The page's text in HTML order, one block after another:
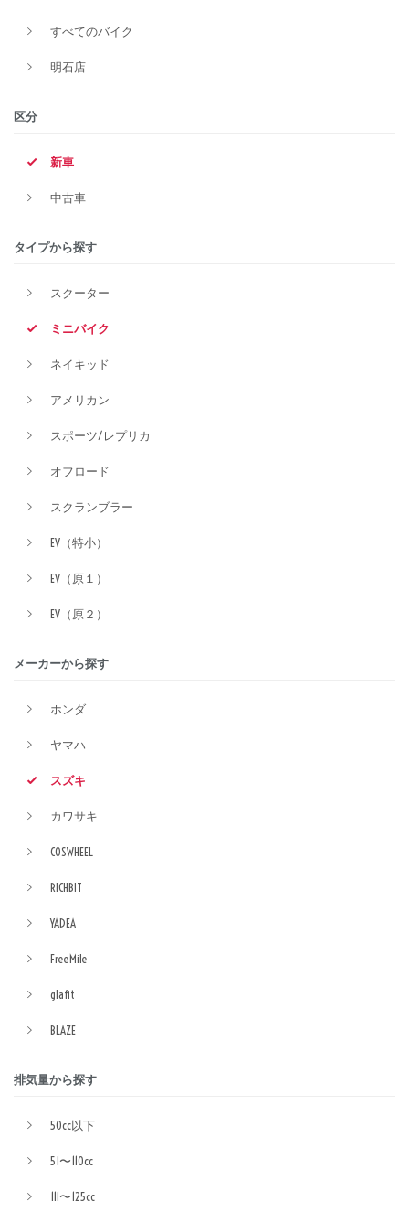
すべてのバイク
明石店
区分
新車
中古車
タイプから探す
スクーター
ミニバイク
ネイキッド
アメリカン
スポーツ/レプリカ
オフロード
スクランブラー
EV（特小）
EV（原１）
EV（原２）
メーカーから探す
ホンダ
ヤマハ
スズキ
カワサキ
COSWHEEL
RICHBIT
YADEA
FreeMile
glafit
BLAZE
排気量から探す
50cc以下
51〜110cc
111〜125cc
メーカー
価格